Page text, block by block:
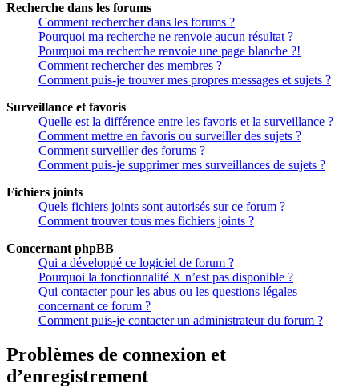
Recherche dans les forums
Comment rechercher dans les forums ?
Pourquoi ma recherche ne renvoie aucun résultat ?
Pourquoi ma recherche renvoie une page blanche ?!
Comment rechercher des membres ?
Comment puis-je trouver mes propres messages et sujets ?
Surveillance et favoris
Quelle est la différence entre les favoris et la surveillance ?
Comment mettre en favoris ou surveiller des sujets ?
Comment surveiller des forums ?
Comment puis-je supprimer mes surveillances de sujets ?
Fichiers joints
Quels fichiers joints sont autorisés sur ce forum ?
Comment trouver tous mes fichiers joints ?
Concernant phpBB
Qui a développé ce logiciel de forum ?
Pourquoi la fonctionnalité X n’est pas disponible ?
Qui contacter pour les abus ou les questions légales
concernant ce forum ?
Comment puis-je contacter un administrateur du forum ?
Problèmes de connexion et
d’enregistrement